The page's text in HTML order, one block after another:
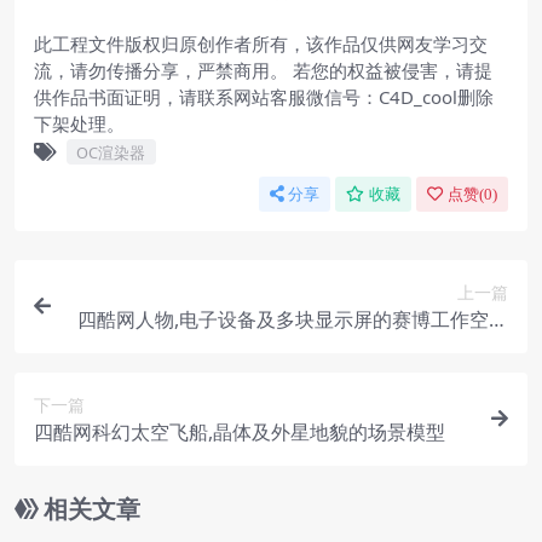
此工程文件版权归原创作者所有，该作品仅供网友学习交
流，请勿传播分享，严禁商用。 若您的权益被侵害，请提
供作品书面证明，请联系网站客服微信号：C4D_cool删除
下架处理。
OC渲染器
分享 收藏 点赞(0)
上一篇
四酷网人物,电子设备及多块显示屏的赛博工作空间
下一篇
四酷网科幻太空飞船,晶体及外星地貌的场景模型
相关文章